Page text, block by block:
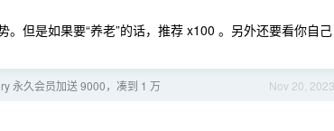
但是如果要“养老”的话，推荐 x100 。另外还要看你自己
Nov 20, 2023
永久会员加送 9000，凑到 1 万